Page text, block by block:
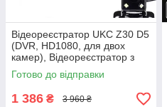
Відеореєстратор UKC Z30 D5
(DVR, HD1080, для двох
камер), Відеореєстратор з
двома камерами
Готово до відправки
1 386 ₴ 3 960 ₴